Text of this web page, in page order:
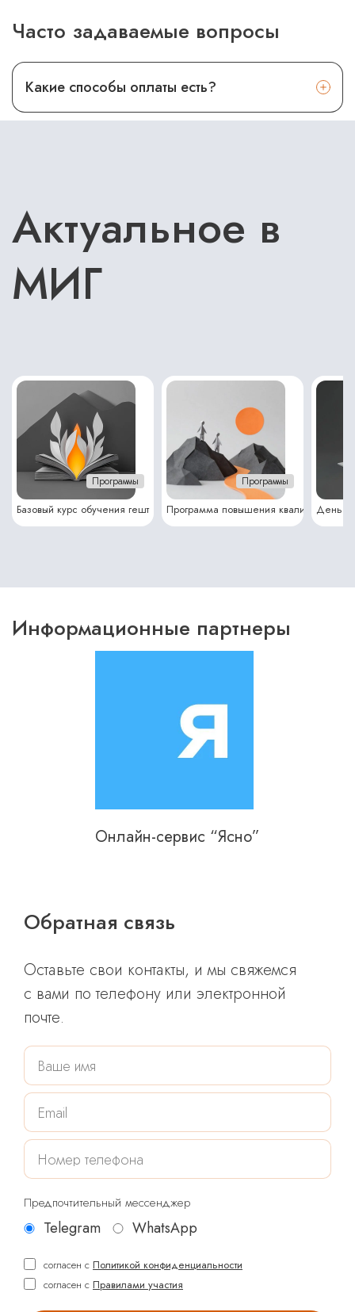
Часто задаваемые вопросы
Какие способы оплаты есть?
Актуальное в
МИГ
Программы
Базовый курс обучения гешт
Программы
Программа повышения квалиф День
Информационные партнеры
Онлайн-сервис “Ясно”
Обратная связь
Оставьте свои контакты, и мы свяжемся
с вами по телефону или электронной
почте.
Предпочтительный мессенджер
Telegram WhatsApp
согласен с Политикой конфиденциальности
согласен с Правилами участия